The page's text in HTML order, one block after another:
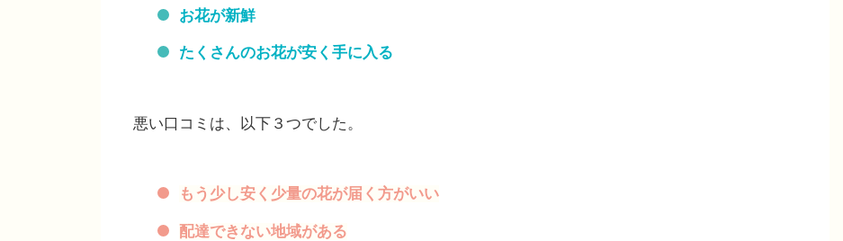
お花が新鮮
たくさんのお花が安く手に入る
悪い口コミは、以下３つでした。
もう少し安く少量の花が届く方がいい
配達できない地域がある